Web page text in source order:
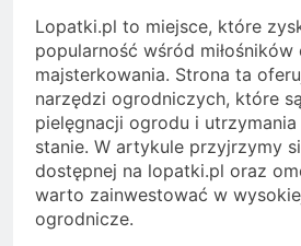
Lopatki.pl to miejsce, które
popularność wśród
majsterkowania. Strona ta
narzędzi ogrodniczych, które
pielęgnacji ogrodu i utrzymania
stanie. W artykule przyjrzymy
dostępnej na lopatki.pl oraz
warto zainwestować w
ogrodnicze.